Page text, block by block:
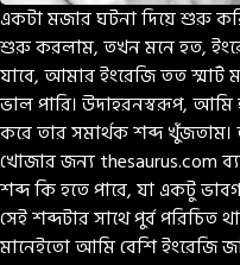
একটা মজার ঘটনা দিয়ে শুরু
শুরু করলাম, তখন মনে হত,
যাবে, আমার ইংরেজি তত
ভাল পারি। উদাহরনস্বরূপ,
করে তার সমার্থক শব্দ
খোজার জন্য thesaurus.com
শব্দ কি হতে পারে, যা একটু
সেই শব্দটার সাথে পুর্ব পরিচিত
মানেইতো আমি বেশি ইংরেজি